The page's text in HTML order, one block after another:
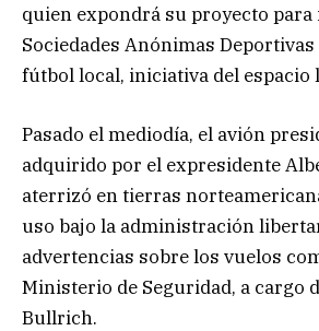
quien expondrá su proyecto
Sociedades Anónimas Deportivas
fútbol local, iniciativa del espacio
Pasado el mediodía, el avión
adquirido por el expresidente
aterrizó en tierras
uso bajo la administración
advertencias sobre los vuelos
Ministerio de Seguridad, a cargo
Bullrich.